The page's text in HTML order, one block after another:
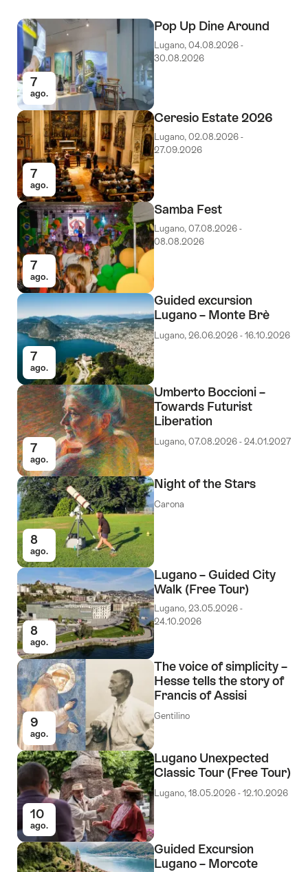
7
ago.
Pop Up Dine Around
Lugano, 04.08.2026 -
30.08.2026
7
ago.
Ceresio Estate 2026
Lugano, 02.08.2026 -
27.09.2026
7
ago.
Samba Fest
Lugano, 07.08.2026 -
08.08.2026
7
ago.
Guided excursion
Lugano – Monte Brè
Lugano, 26.06.2026 - 16.10.2026
7
ago.
Umberto Boccioni –
Towards Futurist
Liberation
Lugano, 07.08.2026 - 24.01.2027
8
ago.
Night of the Stars
Carona
8
ago.
Lugano – Guided City
Walk (Free Tour)
Lugano, 23.05.2026 -
24.10.2026
9
ago.
The voice of simplicity –
Hesse tells the story of
Francis of Assisi
Gentilino
10
ago.
Lugano Unexpected
Classic Tour (Free Tour)
Lugano, 18.05.2026 - 12.10.2026
Guided Excursion
Lugano – Morcote